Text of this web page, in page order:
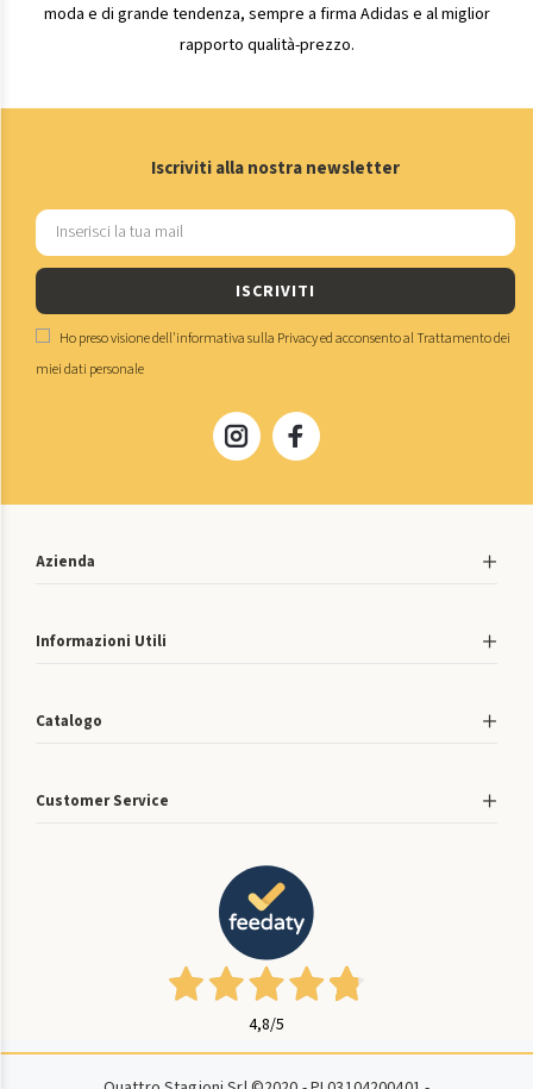
moda e di grande tendenza, sempre a firma Adidas e al miglior
rapporto qualità-prezzo.
Iscriviti alla nostra newsletter
ISCRIVITI
Ho preso visione dell'informativa sulla Privacyed acconsento alTrattamento dei
miei dati personale
Azienda
Informazioni Utili
Catalogo
Customer Service
4,8/5